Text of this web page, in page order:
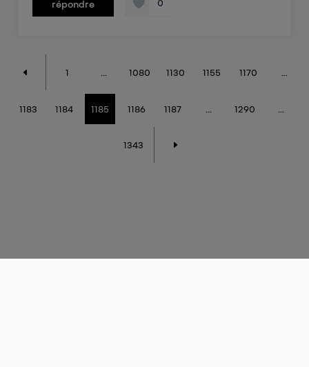
répondre
1 1080 1130 1155 1170
1183 1184 1185 1186 1187 1290
1343